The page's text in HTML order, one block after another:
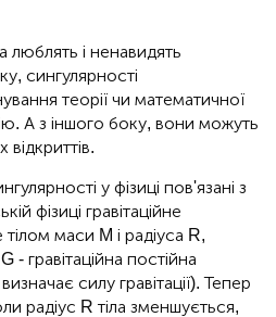
люблять і ненавидять
сингулярності
теорії чи математичної
А з іншого боку, вони можуть
у фізиці пов'язані з
фізиці гравітаційне
маси M і радіуса R,
гравітаційна постійна
силу гравітації). Тепер
радіус R тіла зменшується,